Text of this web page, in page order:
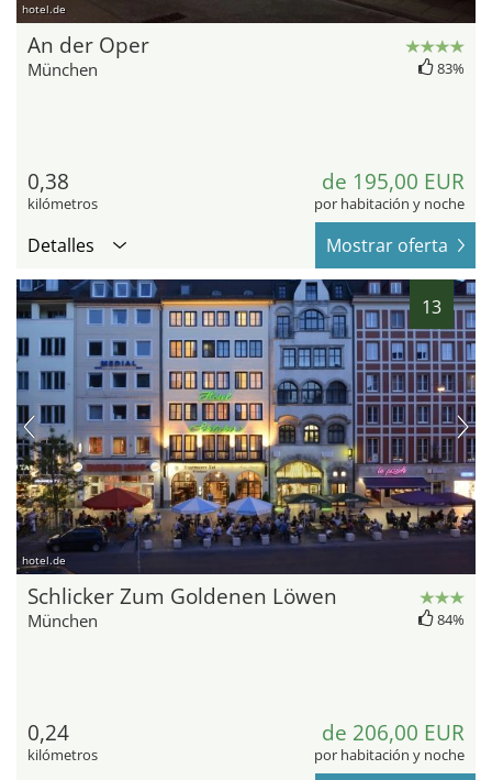
hotel.de
An der Oper
München 83%
0,38
kilómetros
de 195,00 EUR
por habitación y noche
Detalles Mostrar oferta
13
hotel.de
Schlicker Zum Goldenen Löwen
München 84%
0,24
kilómetros
de 206,00 EUR
por habitación y noche